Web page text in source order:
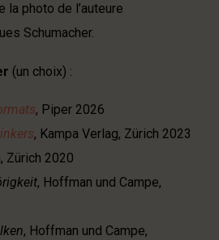
la photo de l’auteure
Schumacher.
(un choix) :
, Piper 2026
, Kampa Verlag, Zürich 2023
Zürich 2020
, Hoffman und Campe,
, Hoffman und Campe,